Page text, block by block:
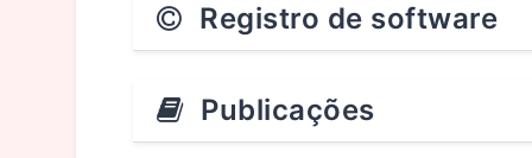
Registro de software
Publicações